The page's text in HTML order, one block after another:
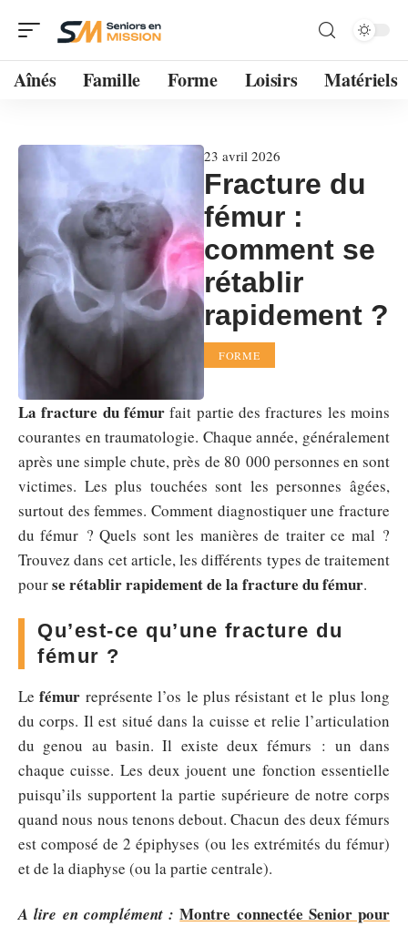
Aînés Famille Forme Loisirs Matériels
23 avril 2026
Fracture du
fémur :
comment se
rétablir
rapidement ?
FORME
La fracture du fémur fait partie des fractures les moins
courantes en traumatologie. Chaque année, généralement
après une simple chute, près de 80 000 personnes en sont
victimes. Les plus touchées sont les personnes âgées,
surtout des femmes. Comment diagnostiquer une fracture
du fémur ? Quels sont les manières de traiter ce mal ?
Trouvez dans cet article, les différents types de traitement
pourse rétablir rapidement de la fracture du fémur.
Qu’est-ce qu’une fracture du
fémur ?
Lefémur représente l’os le plus résistant et le plus long
du corps. Il est situé dans la cuisse et relie l’articulation
du genou au basin. Il existe deux fémurs : un dans
chaque cuisse. Les deux jouent une fonction essentielle
puisqu’ils supportent la partie supérieure de notre corps
quand nous nous tenons debout. Chacun des deux fémurs
est composé de 2 épiphyses (ou les extrémités du fémur)
et de la diaphyse (ou la partie centrale).
A lire en complément : Montre connectée Senior pour